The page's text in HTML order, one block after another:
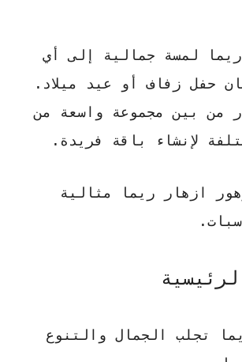
لمسة جمالية إلى أي
حفل زفاف أو عيد ميلاد.
من بين مجموعة واسعة من
لإنشاء باقة فريدة.
ازهار ريما مثالية
تجلب الجمال والتنوع